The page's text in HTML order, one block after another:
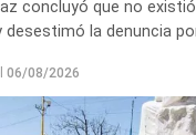
25, Carlos Soria y
nylon,
cuadrillas municipales
concluyó que no
desestimó la denuncia
06/08/2026